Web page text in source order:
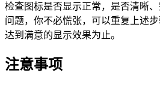
检查图标是否显示正常，是否清晰
问题，你不必慌张，可以重复上述
达到满意的显示效果为止。
注意事项